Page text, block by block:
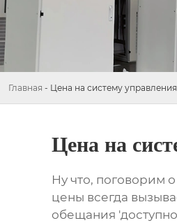
Главная - Цена на систему
Цена на
Ну что, поговорим о
цены всегда
обещания